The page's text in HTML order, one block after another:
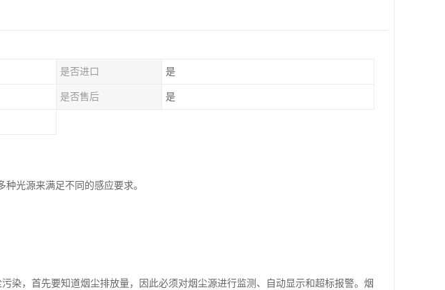
是否进口 是
是否售后 是
光源来满足不同的感应要求。
染，首先要知道烟尘排放量，因此必须对烟尘源进行监测、自动显示和超标报警。烟